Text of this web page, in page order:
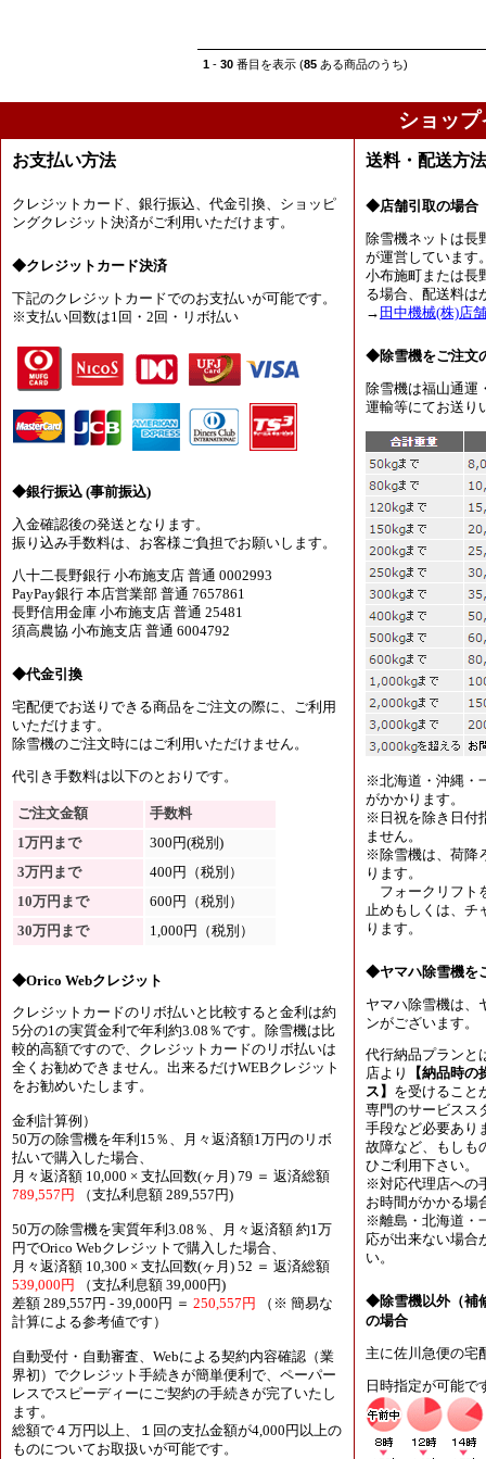
1 - 30 番目を表示 (85 ある商品のうち)
ショッ
お支払い方法
クレジットカード、銀行振込、代金引換、ショッピ
ングクレジット決済がご利用いただけます。
◆クレジットカード決済
下記のクレジットカードでのお支払いが可能です。
※支払い回数は1回・2回・リボ払い
◆銀行振込 (事前振込)
入金確認後の発送となります。
振り込み手数料は、お客様ご負担でお願いします。
八十二長野銀行 小布施支店 普通 0002993
PayPay銀行 本店営業部 普通 7657861
長野信用金庫 小布施支店 普通 25481
須高農協 小布施支店 普通 6004792
◆代金引換
宅配便でお送りできる商品をご注文の際に、ご利用
いただけます。
除雪機のご注文時にはご利用いただけません。
代引き手数料は以下のとおりです。
ご注文金額
手数料
1万円まで
300円(税別)
3万円まで
400円（税別）
10万円まで
600円（税別）
30万円まで
1,000円（税別）
◆Orico Webクレジット
クレジットカードのリボ払いと比較すると金利は約
5分の1の実質金利で年利約3.08％です。除雪機は比
較的高額ですので、クレジットカードのリボ払いは
全くお勧めできません。出来るだけWEBクレジット
をお勧めいたします。
金利計算例）
50万の除雪機を年利15％、月々返済額1万円のリボ
払いで購入した場合、
月々返済額 10,000 × 支払回数(ヶ月) 79 ＝ 返済総額
789,557円
（支払利息額 289,557円)
50万の除雪機を実質年利3.08％、月々返済額 約1万
円でOrico Webクレジットで購入した場合、
月々返済額 10,300 × 支払回数(ヶ月) 52 ＝ 返済総額
539,000円
（支払利息額 39,000円)
差額 289,557円 - 39,000円 ＝ 250,557円
（※ 簡易な
計算による参考値です）
自動受付・自動審査、Webによる契約内容確認（業
界初）でクレジット手続きが簡単便利で、ペーパー
レスでスピーディーにご契約の手続きが完了いたし
ます。
総額で４万円以上、１回の支払金額が4,000円以上の
ものについてお取扱いが可能です。
送料・配送方
◆店舗引取の場合
除雪機ネットは長
が運営しています
小布施町または長
る場合、配送料は
→ 田中機械(株)店
◆除雪機をご注文
除雪機は福山通運
運輸等にてお送り
※北海道・沖縄・
がかかります。
※日祝を除き日付
ません。
※除雪機は、荷降
ります。
フォークリフト
止めもしくは、チ
ります。
◆ヤマハ除雪機を
ヤマハ除雪機は、
ンがございます。
代行納品プランと
店より
【納品時
ス】 を受けること
専門のサービスス
手段など必要あり
故障など、もしも
ひご利用下さい。
※対応代理店への
お時間がかかる場
※離島・北海道・
応が出来ない場合
い。
◆除雪機以外（補
の場合
主に佐川急便の宅
日時指定が可能で